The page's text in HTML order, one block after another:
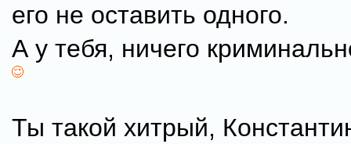
его не оставить одного.
А у тебя, ничего
Ты такой хитрый,